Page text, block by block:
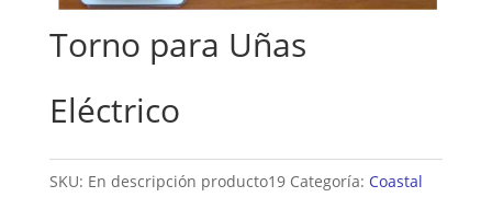
Torno para Uñas
Eléctrico
SKU: En descripción producto19 Categoría: Coastal